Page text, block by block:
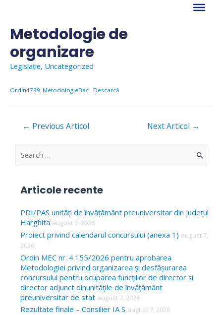
contentMetodologie de
organizare
Legislație, Uncategorized
Ordin4799_MetodologieBac Descarcă
Navigare
← Previous Articol Next Articol →
S
c
h
f
o
r
Articole recente
PDI/PAS unități de învățământ preuniversitar din județul
Harghita august 7, 2026
Proiect privind calendarul concursului (anexa 1) august 7,
2026
Ordin MEC nr. 4.155/2026 pentru aprobarea
Metodologiei privind organizarea și desfășurarea
concursului pentru ocuparea funcțiilor de director și
director adjunct dinunitățile de învățământ
preuniversitar de stat august 7, 2026
Rezultate finale – Consilier IA S august 7, 2026